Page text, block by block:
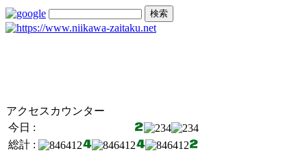
アクセスカウンター
今日 :
総計 :